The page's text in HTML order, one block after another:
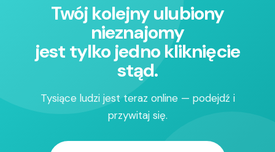
Twój kolejny ulubiony
nieznajomy
jest tylko jedno kliknięcie
stąd.
Tysiące ludzi jest teraz online — podejdź i
przywitaj się.